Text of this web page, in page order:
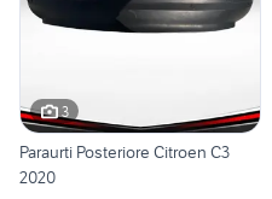
3
Paraurti Posteriore Citroen C3
2020